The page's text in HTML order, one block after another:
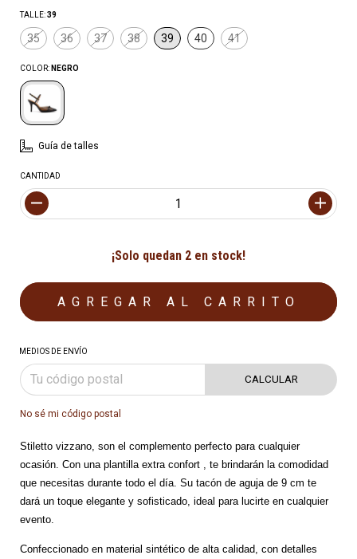
TALLE:39
35 36 37 38 39 40 41
COLOR: NEGRO
Guía de talles
CANTIDAD
¡Solo quedan 2 en stock!
MEDIOS DE ENVÍO
CALCULAR
No sé mi código postal
Stiletto vizzano, son el complemento perfecto para cualquier
ocasión. Con una plantilla extra confort , te brindarán la comodidad
que necesitas durante todo el día. Su tacón de aguja de 9 cm te
dará un toque elegante y sofisticado, ideal para lucirte en cualquier
evento.
Confeccionado en material sintético de alta calidad, con detalles